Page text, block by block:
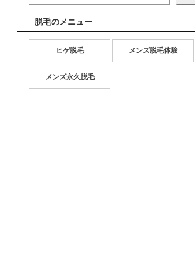
脱毛のメニュー
ヒゲ脱毛 メンズ脱毛体験
メンズ永久脱毛